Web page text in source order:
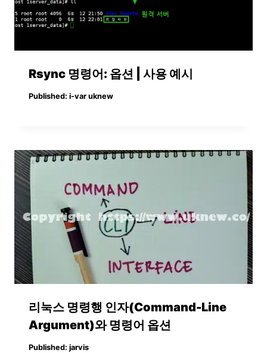
Rsync 명령어: 옵션 | 사용 예시
Published: i-var uknew
리눅스 명령행 인자(Command-Line
Argument)와 명령어 옵션
Published: jarvis